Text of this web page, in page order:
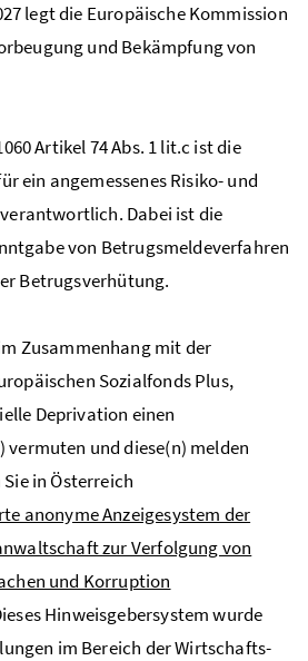
legt die Europäische Kommission
und Bekämpfung von
Artikel 74 Abs. 1 lit.c ist die
ein angemessenes Risiko- und
Dabei ist die
von Betrugsmeldeverfahren
Betrugsverhütung.
Zusammenhang mit der
Sozialfonds Plus,
Deprivation einen
und diese(n) melden
in Österreich
anonyme Anzeigesystem der
zur Verfolgung von
und Korruption
Hinweisgebersystem wurde
im Bereich der Wirtschafts-